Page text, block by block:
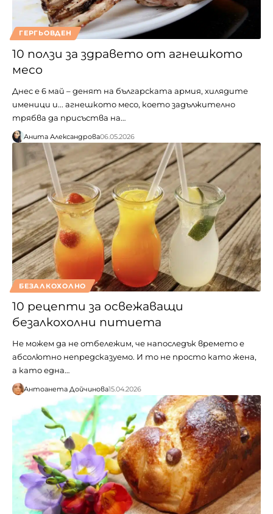
ГЕРГЬОВДЕН
10 ползи за здравето от агнешкото
месо
Днес е 6 май – денят на българската армия, хилядите
именици и... агнешкото месо, което задължително
трябва да присъства на…
Анита Александрова06.05.2026
БЕЗАЛКОХОЛНО
10 рецепти за освежаващи
безалкохолни питиета
Не можем да не отбележим, че напоследък времето е
абсолютно непредсказуемо. И то не просто като жена,
а като една…
Антоанета Дойчинова15.04.2026